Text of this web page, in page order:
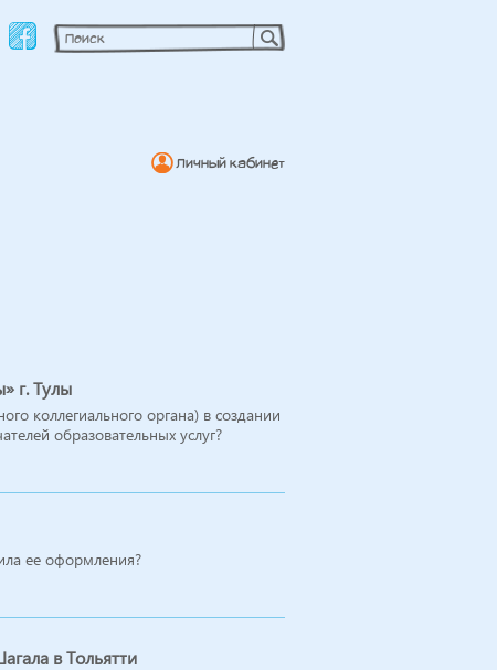
Личный кабинет
г. Тулы
коллегиального органа) в создании
образовательных услуг?
ее оформления?
в Тольятти